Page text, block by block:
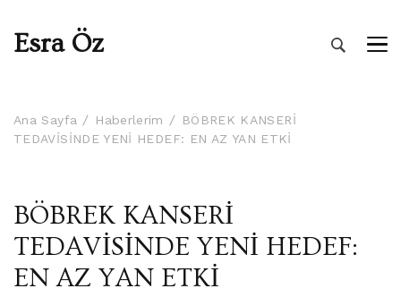
Esra Öz
Ana Sayfa Haberlerim
BÖBREK KANSERİ
TEDAVİSİNDE YENİ HEDEF: EN AZ YAN ETKİ
BÖBREK KANSERİ
TEDAVİSİNDE YENİ HEDEF:
EN AZ YAN ETKİ